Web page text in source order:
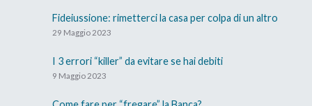
Fideiussione: rimetterci la casa per colpa di un altro
29 Maggio 2023
I 3 errori “killer” da evitare se hai debiti
9 Maggio 2023